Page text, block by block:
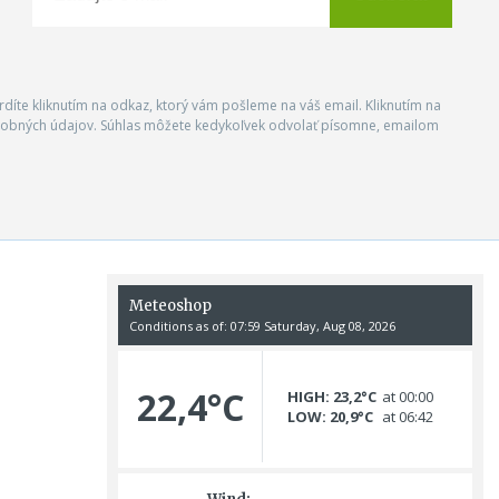
kliknutím na odkaz, ktorý vám pošleme na váš email. Kliknutím na
údajov. Súhlas môžete kedykoľvek odvolať písomne, emailom